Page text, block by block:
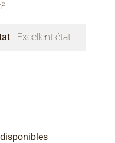
Excellent état